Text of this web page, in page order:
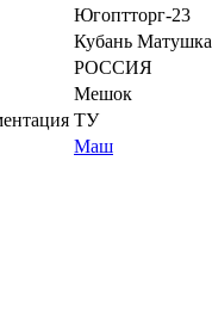
Югоптторг-23
Кубань Матушка
РОССИЯ
Мешок
ТУ
Маш